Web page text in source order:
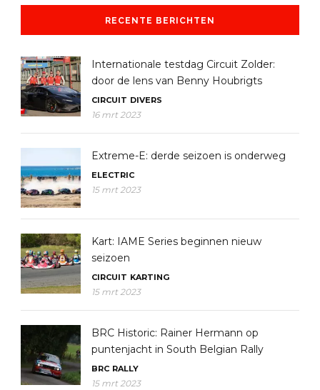
RECENTE BERICHTEN
Internationale testdag Circuit Zolder:
door de lens van Benny Houbrigts
CIRCUIT DIVERS
16 mrt 2023
Extreme-E: derde seizoen is onderweg
ELECTRIC
15 mrt 2023
Kart: IAME Series beginnen nieuw
seizoen
CIRCUIT KARTING
15 mrt 2023
BRC Historic: Rainer Hermann op
puntenjacht in South Belgian Rally
BRC RALLY
15 mrt 2023